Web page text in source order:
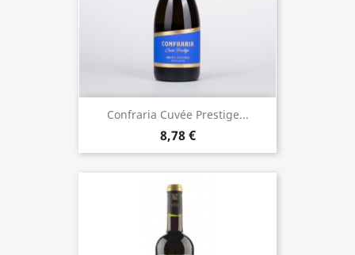
Confraria Cuvée Prestige...
8,78 €